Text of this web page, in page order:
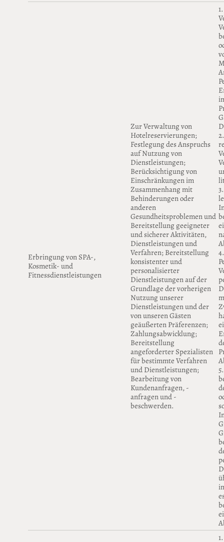
Erbringung von SPA-,
Kosmetik- und
Fitnessdienstleistungen
Zur Verwaltung von
Hotelreservierungen;
Festlegung des Anspruchs
auf Nutzung von
Dienstleistungen;
Berücksichtigung von
Einschränkungen im
Zusammenhang mit
Behinderungen oder
anderen
Gesundheitsproblemen und
Bereitstellung geeigneter
und sicherer Aktivitäten,
Dienstleistungen und
Verfahren; Bereitstellung
konsistenter und
personalisierter
Dienstleistungen auf der
Grundlage der vorherigen
Nutzung unserer
Dienstleistungen und der
von unseren Gästen
geäußerten Präferenzen;
Zahlungsabwicklung;
Bereitstellung
angeforderter Spezialisten
für bestimmte Verfahren
und Dienstleistungen;
Bearbeitung von
Kundenanfragen, -
anfragen und -
beschwerden.